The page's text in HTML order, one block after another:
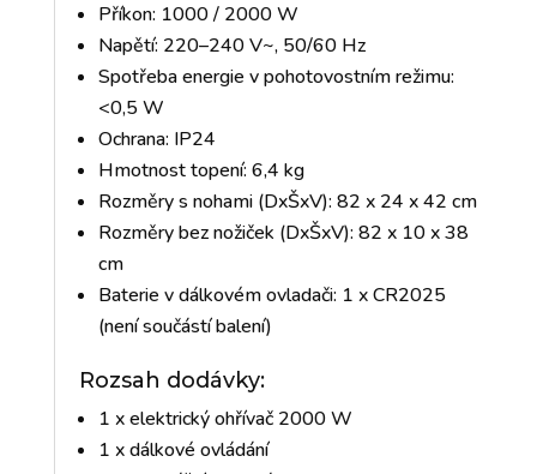
Příkon: 1000 / 2000 W
Napětí: 220–240 V~, 50/60 Hz
Spotřeba energie v pohotovostním režimu:
<0,5 W
Ochrana: IP24
Hmotnost topení: 6,4 kg
Rozměry s nohami (DxŠxV): 82 x 24 x 42 cm
Rozměry bez nožiček (DxŠxV): 82 x 10 x 38
cm
Baterie v dálkovém ovladači: 1 x CR2025
(není součástí balení)
Rozsah dodávky:
1 x elektrický ohřívač 2000 W
1 x dálkové ovládání